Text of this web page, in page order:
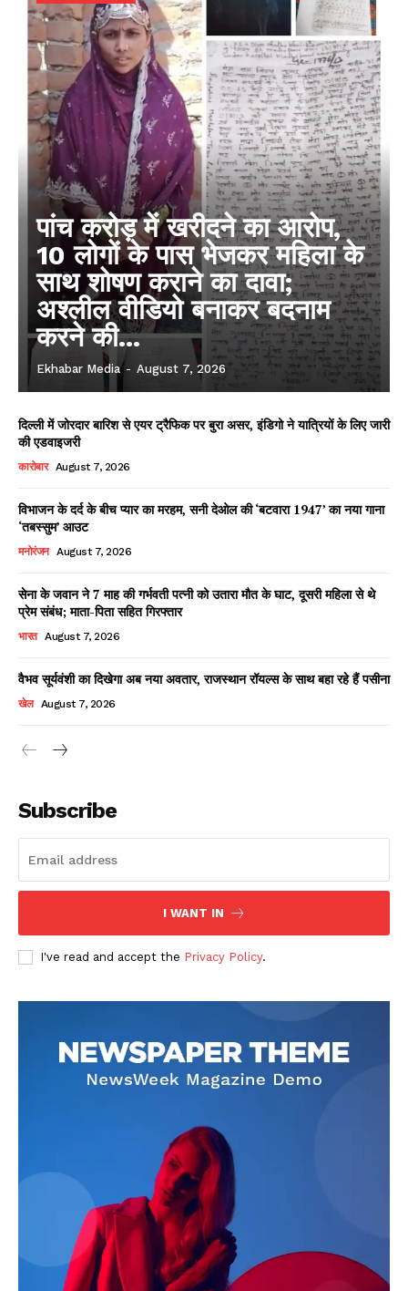
Contact us
Subscription Plans
My account
पांच करोड़ में खरीदने का आरोप,
10 लोगों के पास भेजकर महिला के
साथ शोषण कराने का दावा;
अश्लील वीडियो बनाकर बदनाम
करने की...
Ekhabar Media - August 7, 2026
दिल्ली में जोरदार बारिश से एयर ट्रैफिक पर बुरा असर, इंडिगो ने यात्रियों के लिए जारी
की एडवाइजरी
कारोबार August 7, 2026
विभाजन के दर्द के बीच प्यार का मरहम, सनी देओल की ‘बटवारा 1947’ का नया गाना
‘तबस्सुम’ आउट
मनोरंजन August 7, 2026
सेना के जवान ने 7 माह की गर्भवती पत्नी को उतारा मौत के घाट, दूसरी महिला से थे
प्रेम संबंध; माता-पिता सहित गिरफ्तार
भारत August 7, 2026
वैभव सूर्यवंशी का दिखेगा अब नया अवतार, राजस्थान रॉयल्स के साथ बहा रहे हैं पसीना
खेल August 7, 2026
Subscribe
I WANT IN
I've read and accept the Privacy Policy.